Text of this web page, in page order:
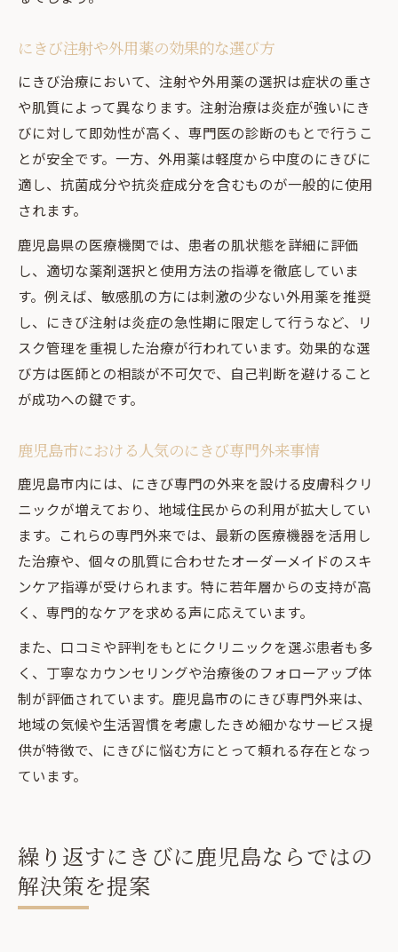
にきび注射や外用薬の効果的な選び方
にきび治療において、注射や外用薬の選択は症状の重さ
や肌質によって異なります。注射治療は炎症が強いにき
びに対して即効性が高く、専門医の診断のもとで行うこ
とが安全です。一方、外用薬は軽度から中度のにきびに
適し、抗菌成分や抗炎症成分を含むものが一般的に使用
されます。
鹿児島県の医療機関では、患者の肌状態を詳細に評価
し、適切な薬剤選択と使用方法の指導を徹底していま
す。例えば、敏感肌の方には刺激の少ない外用薬を推奨
し、にきび注射は炎症の急性期に限定して行うなど、リ
スク管理を重視した治療が行われています。効果的な選
び方は医師との相談が不可欠で、自己判断を避けること
が成功への鍵です。
鹿児島市における人気のにきび専門外来事情
鹿児島市内には、にきび専門の外来を設ける皮膚科クリ
ニックが増えており、地域住民からの利用が拡大してい
ます。これらの専門外来では、最新の医療機器を活用し
た治療や、個々の肌質に合わせたオーダーメイドのスキ
ンケア指導が受けられます。特に若年層からの支持が高
く、専門的なケアを求める声に応えています。
また、口コミや評判をもとにクリニックを選ぶ患者も多
く、丁寧なカウンセリングや治療後のフォローアップ体
制が評価されています。鹿児島市のにきび専門外来は、
地域の気候や生活習慣を考慮したきめ細かなサービス提
供が特徴で、にきびに悩む方にとって頼れる存在となっ
ています。
繰り返すにきびに鹿児島ならではの
解決策を提案